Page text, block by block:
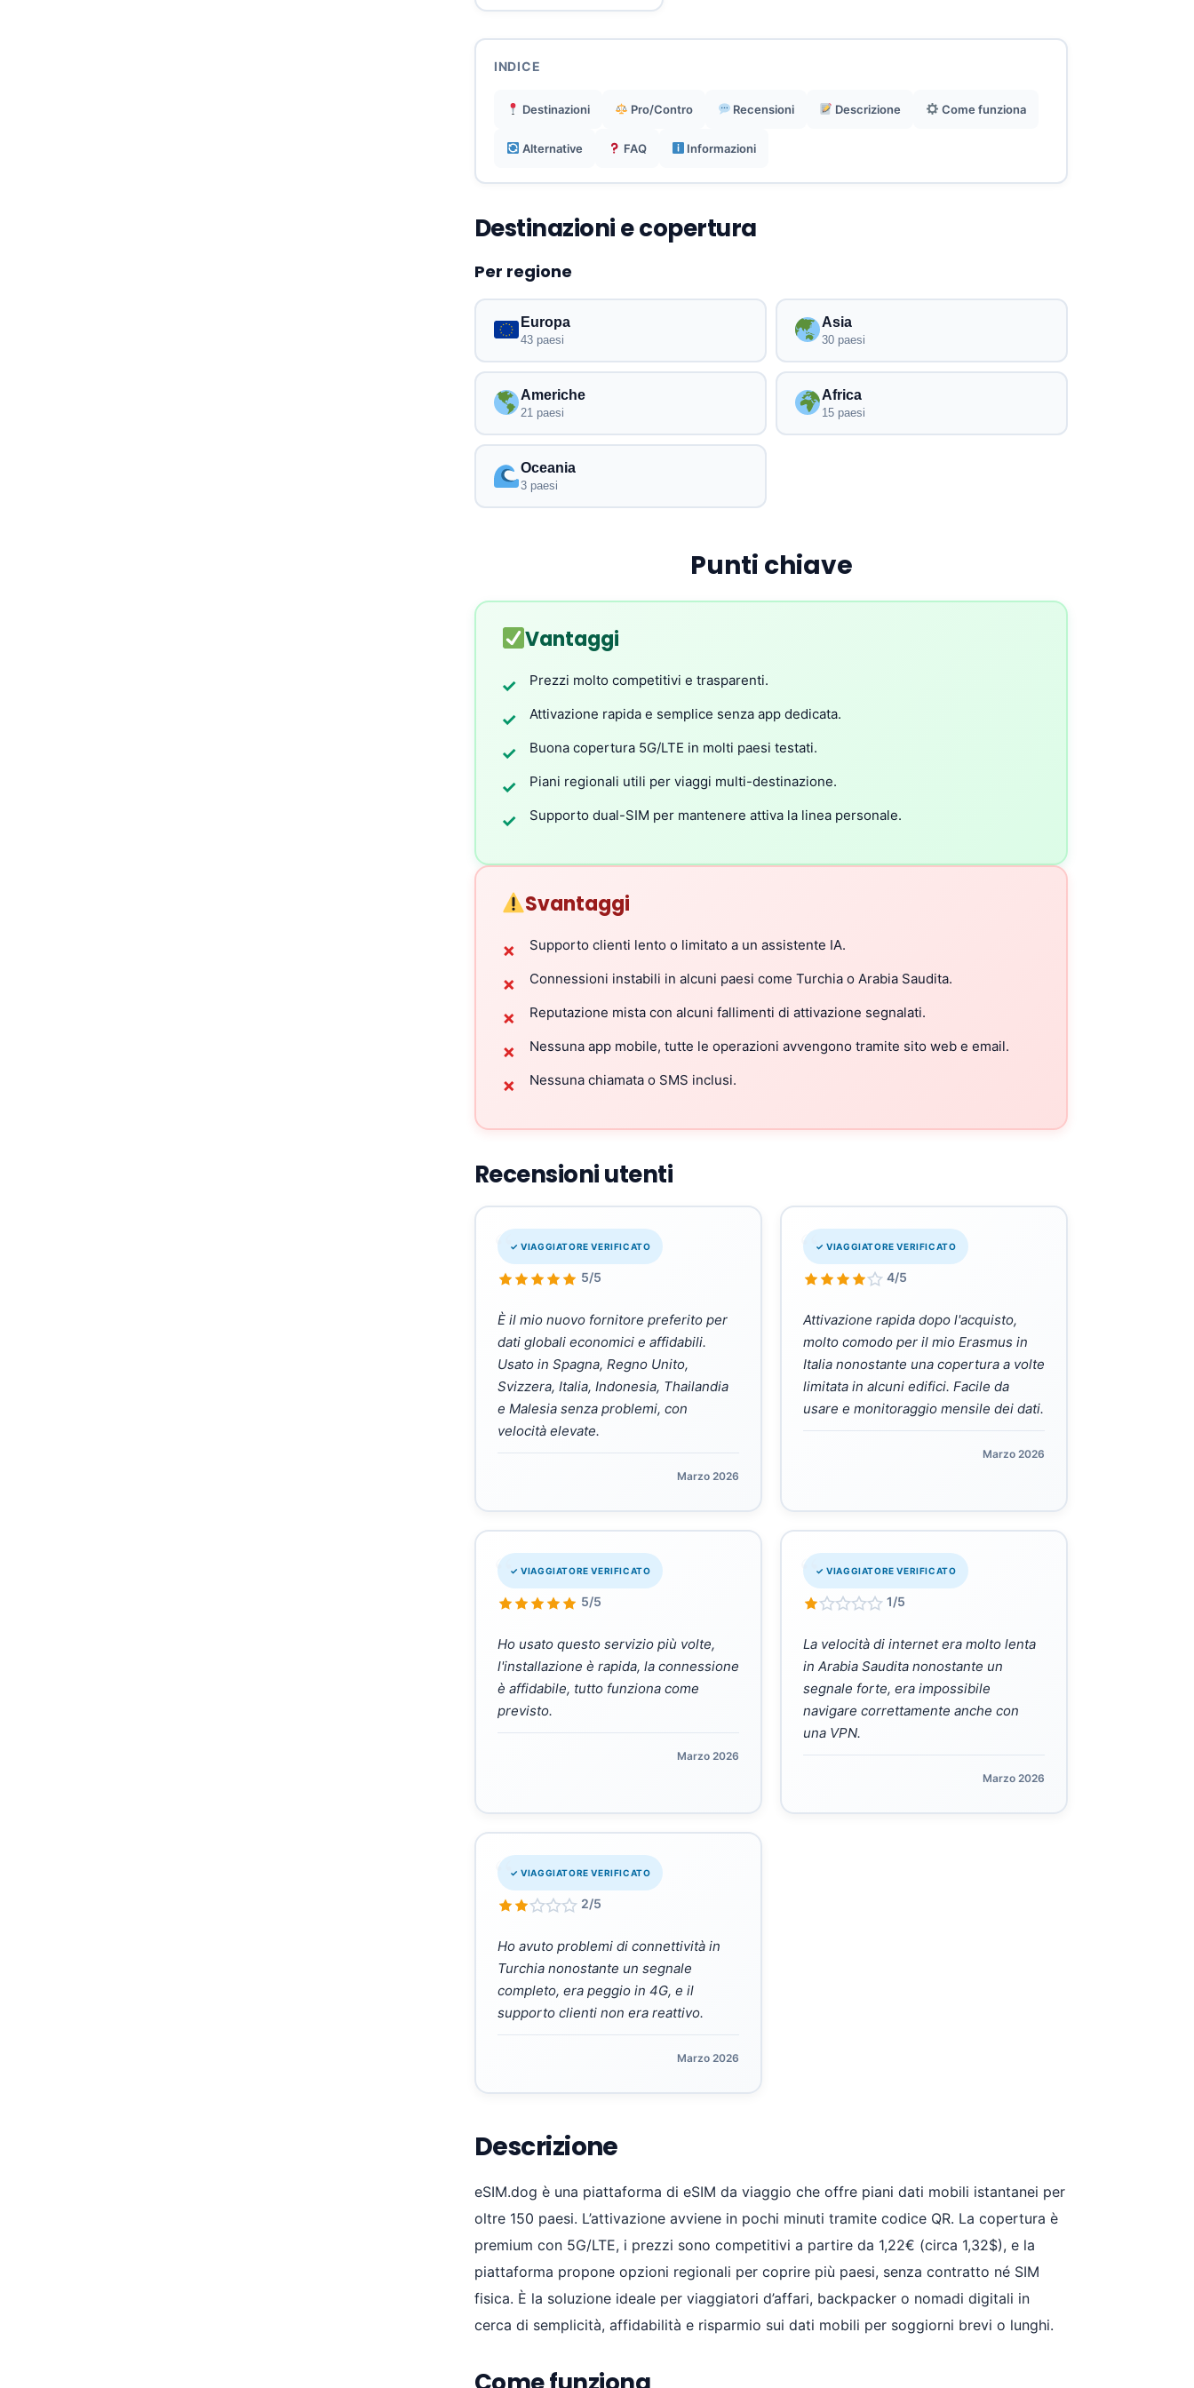
INDICE
Destinazioni Pro/Contro Recensioni Descrizione Come funziona
Alternative FAQ Informazioni
Destinazioni e copertura
Per regione
Europa
43 paesi
Asia
30 paesi
Americhe
21 paesi
Africa
15 paesi
Oceania
3 paesi
Punti chiave
Vantaggi
✓ Prezzi molto competitivi e trasparenti.
✓ Attivazione rapida e semplice senza app dedicata.
✓ Buona copertura 5G/LTE in molti paesi testati.
✓ Piani regionali utili per viaggi multi-destinazione.
✓ Supporto dual-SIM per mantenere attiva la linea personale.
Svantaggi
✗ Supporto clienti lento o limitato a un assistente IA.
✗ Connessioni instabili in alcuni paesi come Turchia o Arabia Saudita.
✗ Reputazione mista con alcuni fallimenti di attivazione segnalati.
✗ Nessuna app mobile, tutte le operazioni avvengono tramite sito web e email.
✗ Nessuna chiamata o SMS inclusi.
Recensioni utenti
✓ VIAGGIATORE VERIFICATO
5/5
“
È il mio nuovo fornitore preferito per
dati globali economici e affidabili.
Usato in Spagna, Regno Unito,
Svizzera, Italia, Indonesia, Thailandia
e Malesia senza problemi, con
velocità elevate.
Marzo 2026
✓ VIAGGIATORE VERIFICATO
4/5
“
Attivazione rapida dopo l'acquisto,
molto comodo per il mio Erasmus in
Italia nonostante una copertura a volte
limitata in alcuni edifici. Facile da
usare e monitoraggio mensile dei dati.
Marzo 2026
✓ VIAGGIATORE VERIFICATO
5/5
“
Ho usato questo servizio più volte,
l'installazione è rapida, la connessione
è affidabile, tutto funziona come
previsto.
Marzo 2026
✓ VIAGGIATORE VERIFICATO
1/5
“
La velocità di internet era molto lenta
in Arabia Saudita nonostante un
segnale forte, era impossibile
navigare correttamente anche con
una VPN.
Marzo 2026
✓ VIAGGIATORE VERIFICATO
2/5
“
Ho avuto problemi di connettività in
Turchia nonostante un segnale
completo, era peggio in 4G, e il
supporto clienti non era reattivo.
Marzo 2026
Descrizione
eSIM.dog è una piattaforma di eSIM da viaggio che offre piani dati mobili istantanei per
oltre 150 paesi. L’attivazione avviene in pochi minuti tramite codice QR. La copertura è
premium con 5G/LTE, i prezzi sono competitivi a partire da 1,22€ (circa 1,32$), e la
piattaforma propone opzioni regionali per coprire più paesi, senza contratto né SIM
fisica. È la soluzione ideale per viaggiatori d’affari, backpacker o nomadi digitali in
cerca di semplicità, affidabilità e risparmio sui dati mobili per soggiorni brevi o lunghi.